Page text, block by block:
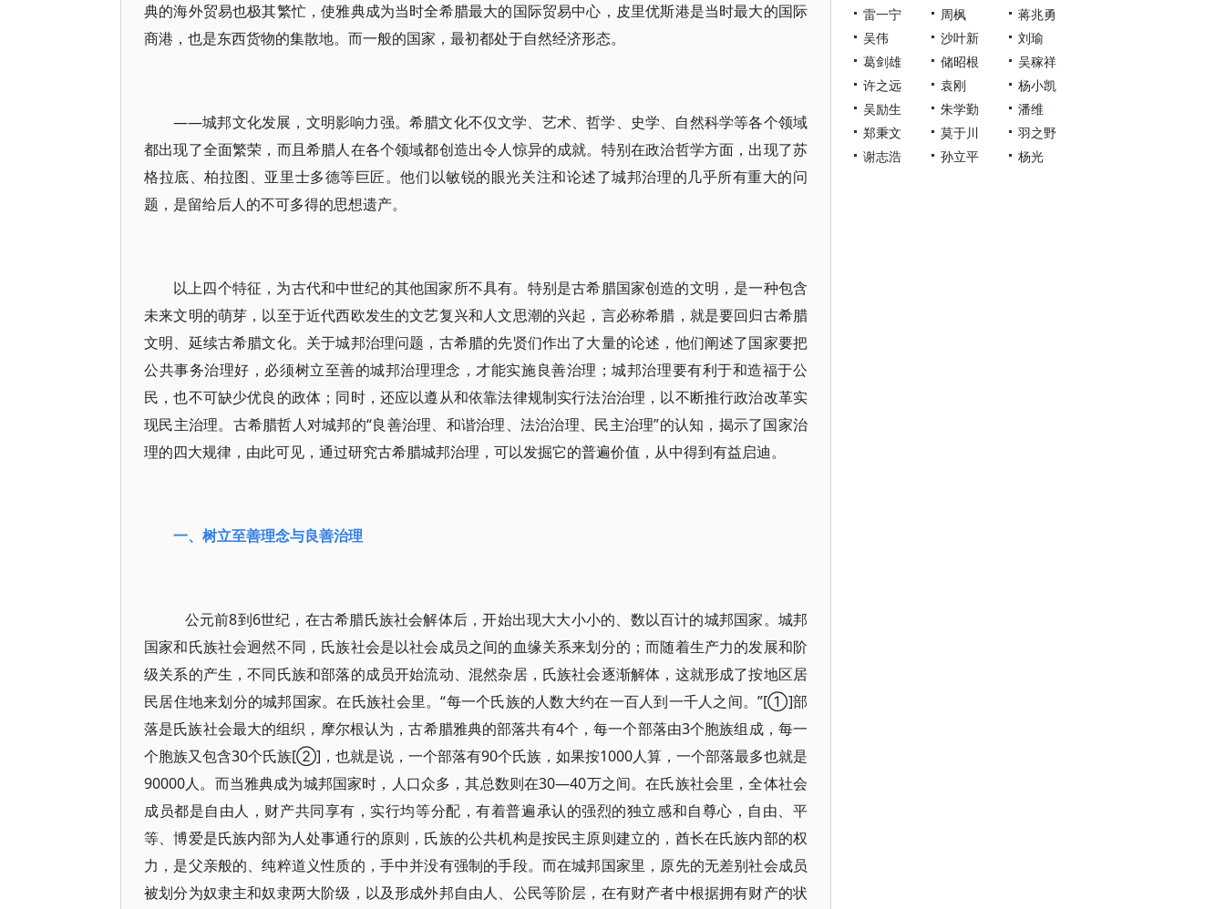
典的海外贸易也极其繁忙，使雅典成为当时全希腊最大的国际贸易中心，皮里优斯港是当时最大的国际
商港，也是东西货物的集散地。而一般的国家，最初都处于自然经济形态。
——城邦文化发展，文明影响力强。希腊文化不仅文学、艺术、哲学、史学、自然科学等各个领域
都出现了全面繁荣，而且希腊人在各个领域都创造出令人惊异的成就。特别在政治哲学方面，出现了苏
格拉底、柏拉图、亚里士多德等巨匠。他们以敏锐的眼光关注和论述了城邦治理的几乎所有重大的问
题，是留给后人的不可多得的思想遗产。
以上四个特征，为古代和中世纪的其他国家所不具有。特别是古希腊国家创造的文明，是一种包含
未来文明的萌芽，以至于近代西欧发生的文艺复兴和人文思潮的兴起，言必称希腊，就是要回归古希腊
文明、延续古希腊文化。关于城邦治理问题，古希腊的先贤们作出了大量的论述，他们阐述了国家要把
公共事务治理好，必须树立至善的城邦治理理念，才能实施良善治理；城邦治理要有利于和造福于公
民，也不可缺少优良的政体；同时，还应以遵从和依靠法律规制实行法治治理，以不断推行政治改革实
现民主治理。古希腊哲人对城邦的“良善治理、和谐治理、法治治理、民主治理”的认知，揭示了国家治
理的四大规律，由此可见，通过研究古希腊城邦治理，可以发掘它的普遍价值，从中得到有益启迪。
一、树立至善理念与良善治理
公元前8到6世纪，在古希腊氏族社会解体后，开始出现大大小小的、数以百计的城邦国家。城邦
国家和氏族社会迥然不同，氏族社会是以社会成员之间的血缘关系来划分的；而随着生产力的发展和阶
级关系的产生，不同氏族和部落的成员开始流动、混然杂居，氏族社会逐渐解体，这就形成了按地区居
民居住地来划分的城邦国家。在氏族社会里。“每一个氏族的人数大约在一百人到一千人之间。”[①]部
落是氏族社会最大的组织，摩尔根认为，古希腊雅典的部落共有4个，每一个部落由3个胞族组成，每一
个胞族又包含30个氏族[②]，也就是说，一个部落有90个氏族，如果按1000人算，一个部落最多也就是
90000人。而当雅典成为城邦国家时，人口众多，其总数则在30—40万之间。在氏族社会里，全体社会
成员都是自由人，财产共同享有，实行均等分配，有着普遍承认的强烈的独立感和自尊心，自由、平
等、博爱是氏族内部为人处事通行的原则，氏族的公共机构是按民主原则建立的，酋长在氏族内部的权
力，是父亲般的、纯粹道义性质的，手中并没有强制的手段。而在城邦国家里，原先的无差别社会成员
被划分为奴隶主和奴隶两大阶级，以及形成外邦自由人、公民等阶层，在有财产者中根据拥有财产的状
雷一宁
周枫
蒋兆勇
吴伟
沙叶新
刘瑜
葛剑雄
储昭根
吴稼祥
许之远
袁刚
杨小凯
吴励生
朱学勤
潘维
郑秉文
莫于川
羽之野
谢志浩
孙立平 杨光